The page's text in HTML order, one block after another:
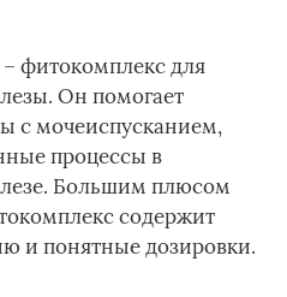
фитокомплекс для
Он помогает
с мочеиспусканием,
процессы в
Большим плюсом
содержит
и понятные дозировки.